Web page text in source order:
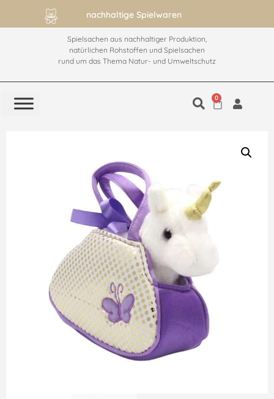
Spielwaren
Spielsachen aus nachhaltiger Produktion,
natürlichen Rohstoffen und Spielsachen
rund um das Thema Natur- und Umweltschutz
0